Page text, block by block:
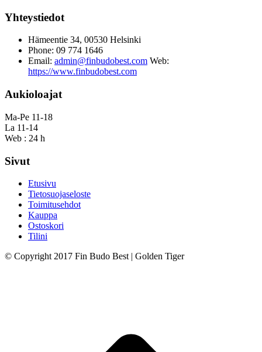
Yhteystiedot
Hämeentie 34, 00530 Helsinki
Phone: 09 774 1646
Email: admin@finbudobest.com Web:
https://www.finbudobest.com
Aukioloajat
Ma-Pe 11-18
La 11-14
Web : 24 h
Sivut
Etusivu
Tietosuojaseloste
Toimitusehdot
Kauppa
Ostoskori
Tilini
© Copyright 2017 Fin Budo Best | Golden Tiger